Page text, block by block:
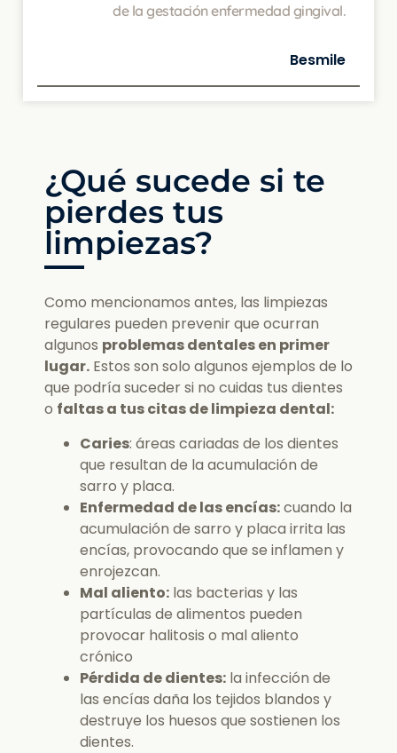
de la gestación enfermedad gingival.
Besmile
¿Qué sucede si te
pierdes tus
limpiezas?
Como mencionamos antes, las limpiezas
regulares pueden prevenir que ocurran
algunos problemas dentales en primer
lugar. Estos son solo algunos ejemplos de lo
que podría suceder si no cuidas tus dientes
o faltas a tus citas de limpieza dental:
Caries: áreas cariadas de los dientes
que resultan de la acumulación de
sarro y placa.
Enfermedad de las encías:cuando la
acumulación de sarro y placa irrita las
encías, provocando que se inflamen y
enrojezcan.
Mal aliento: las bacterias y las
partículas de alimentos pueden
provocar halitosis o mal aliento
crónico
Pérdida de dientes: la infección de
las encías daña los tejidos blandos y
destruye los huesos que sostienen los
dientes.